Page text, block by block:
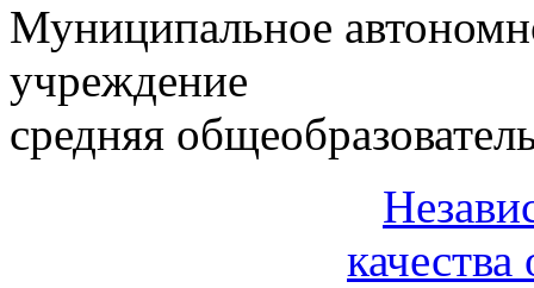
Муниципальное
учреждение
средняя
качества